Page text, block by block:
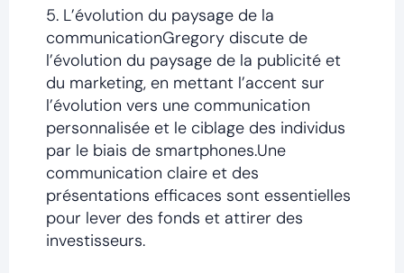
5. L’évolution du paysage de la
communicationGregory discute de
l’évolution du paysage de la publicité et
du marketing, en mettant l’accent sur
l’évolution vers une communication
personnalisée et le ciblage des individus
par le biais de smartphones.Une
communication claire et des
présentations efficaces sont essentielles
pour lever des fonds et attirer des
investisseurs.